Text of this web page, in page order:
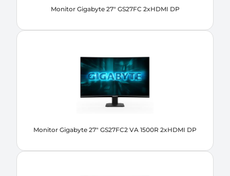
Monitor Gigabyte 27" GS27FC 2xHDMI DP
Monitor Gigabyte 27" GS27FC2 VA 1500R 2xHDMI DP